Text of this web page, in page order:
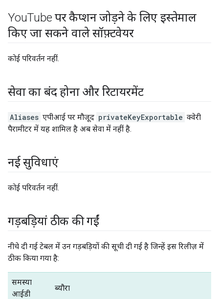
YouTube पर कैप्शन जोड़ने के लिए इस्तेमाल
किए जा सकने वाले सॉफ़्टवेयर
कोई परिवर्तन नहीं.
सेवा का बंद होना और रिटायरमेंट
Aliases एपीआई पर मौजूद privateKeyExportable क्वेरी
पैरामीटर में यह शामिल है अब सेवा में नहीं है.
नई सुविधाएं
कोई परिवर्तन नहीं.
गड़बड़ियां ठीक की गईं
नीचे दी गई टेबल में उन गड़बड़ियों की सूची दी गई है जिन्हें इस रिलीज़ में
ठीक किया गया है:
समस्या
आईडी
ब्यौरा